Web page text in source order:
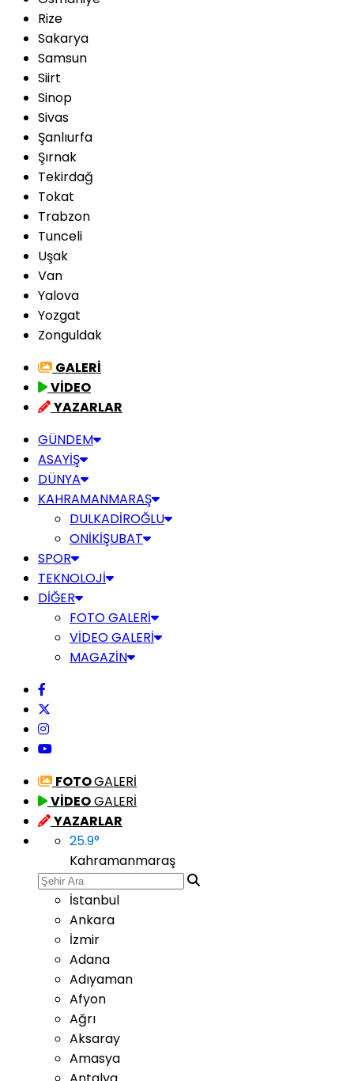
Rize
Sakarya
Samsun
Siirt
Sinop
Sivas
Şanlıurfa
Şırnak
Tekirdağ
Tokat
Trabzon
Tunceli
Uşak
Van
Yalova
Yozgat
Zonguldak
GALERİ
VİDEO
YAZARLAR
GÜNDEM
ASAYİŞ
DÜNYA
KAHRAMANMARAŞ
DULKADİROĞLU
ONİKİŞUBAT
SPOR
TEKNOLOJİ
DİĞER
FOTO GALERİ
VİDEO GALERİ
MAGAZİN
FOTOGALERİ
VİDEOGALERİ
YAZARLAR
25.9°
Kahramanmaraş
İstanbul
Ankara
İzmir
Adana
Adıyaman
Afyon
Ağrı
Aksaray
Amasya